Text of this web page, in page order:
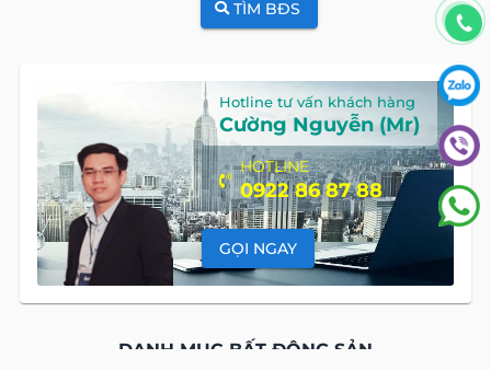
TÌM BĐS
Hotline tư vấn khách hàng
Cường Nguyễn (Mr)
HOTLINE
0922 86 87 88
GỌI NGAY
DANH MỤC BẤT ĐỘNG SẢN